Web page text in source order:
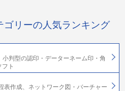
ゴリーの人気ランキング
判型の認印・データーネーム印・角
ト
表作成、ネットワーク図・バーチャー